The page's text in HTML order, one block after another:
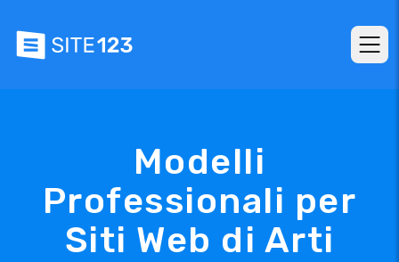
Modelli
Professionali per
Siti Web di Arti